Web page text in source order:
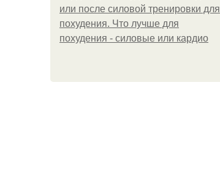
или после силовой тренировки для
похудения. Что лучше для
похудения - силовые или кардио